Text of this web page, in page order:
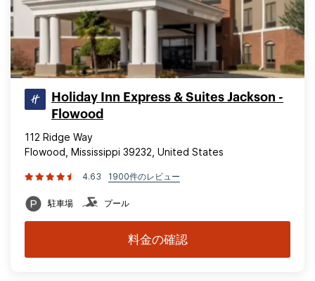
Holiday Inn Express & Suites Jackson -
Flowood
112 Ridge Way
Flowood, Mississippi 39232, United States
4.63 1900件のレビュー
駐車場 プール
料金の確認